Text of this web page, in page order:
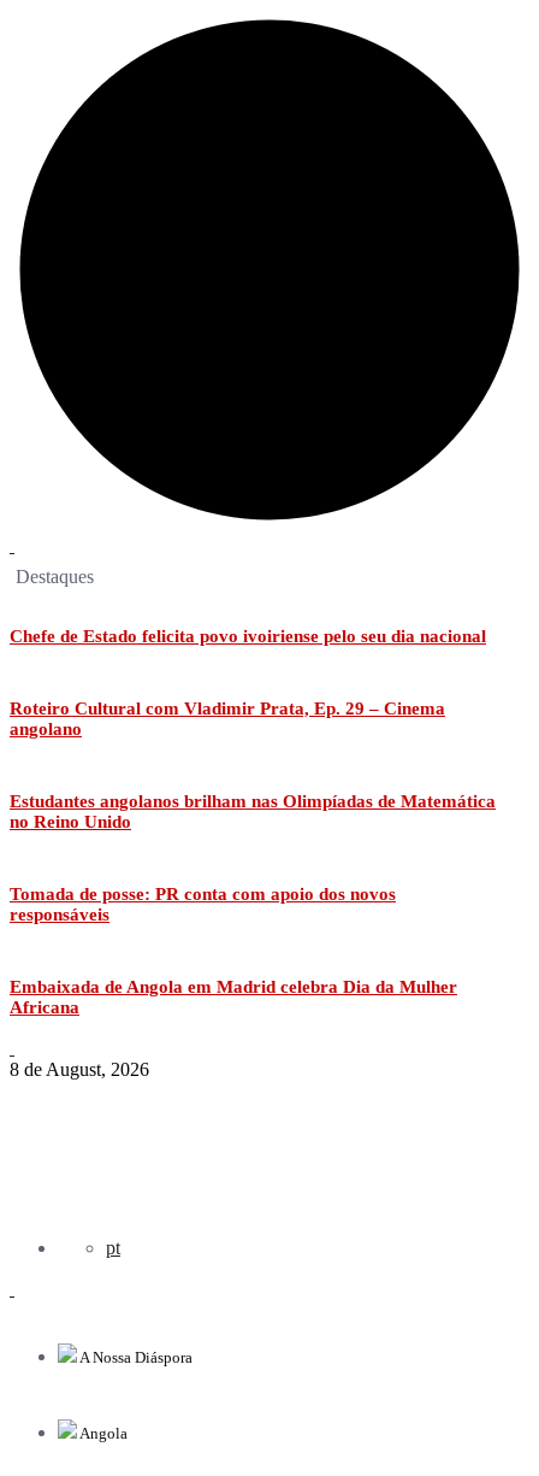
Destaques
Chefe de Estado felicita povo ivoiriense pelo seu dia nacional
Roteiro Cultural com Vladimir Prata, Ep. 29 – Cinema
angolano
Estudantes angolanos brilham nas Olimpíadas de Matemática
no Reino Unido
Tomada de posse: PR conta com apoio dos novos
responsáveis
Embaixada de Angola em Madrid celebra Dia da Mulher
Africana
8 de August, 2026
pt
A Nossa Diáspora
Angola